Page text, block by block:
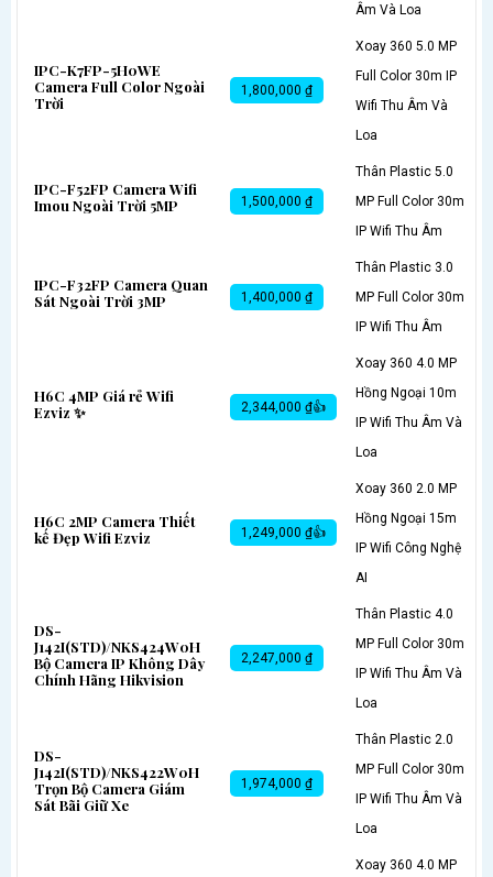
Âm Và Loa
IPC-K7FP-5H0WE
Camera Full Color Ngoài
Trời
1,800,000 ₫
Xoay 360 5.0 MP
Full Color 30m IP
Wifi Thu Âm Và
Loa
IPC-F52FP Camera Wifi
Imou Ngoài Trời 5MP
1,500,000 ₫
Thân Plastic 5.0
MP Full Color 30m
IP Wifi Thu Âm
IPC-F32FP Camera Quan
Sát Ngoài Trời 3MP
1,400,000 ₫
Thân Plastic 3.0
MP Full Color 30m
IP Wifi Thu Âm
H6C 4MP Giá rẻ Wifi
Ezviz ✨
2,344,000 ₫👍
Xoay 360 4.0 MP
Hồng Ngoại 10m
IP Wifi Thu Âm Và
Loa
H6C 2MP Camera Thiết
kế Đẹp Wifi Ezviz
1,249,000 ₫👍
Xoay 360 2.0 MP
Hồng Ngoại 15m
IP Wifi Công Nghệ
AI
DS-
J142I(STD)/NKS424W0H
Bộ Camera IP Không Dây
Chính Hãng Hikvision
2,247,000 ₫
Thân Plastic 4.0
MP Full Color 30m
IP Wifi Thu Âm Và
Loa
DS-
J142I(STD)/NKS422W0H
Trọn Bộ Camera Giám
Sát Bãi Giữ Xe
1,974,000 ₫
Thân Plastic 2.0
MP Full Color 30m
IP Wifi Thu Âm Và
Loa
Xoay 360 4.0 MP